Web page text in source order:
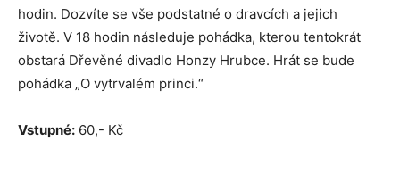
hodin. Dozvíte se vše podstatné o dravcích a jejich
životě. V 18 hodin následuje pohádka, kterou tentokrát
obstará Dřevěné divadlo Honzy Hrubce. Hrát se bude
pohádka „O vytrvalém princi.“
Vstupné: 60,- Kč